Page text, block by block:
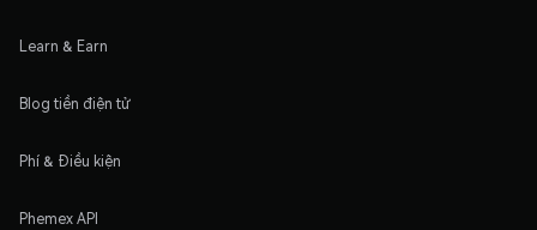
Learn & Earn
Blog tiền điện tử
Phí & Điều kiện
Phemex API